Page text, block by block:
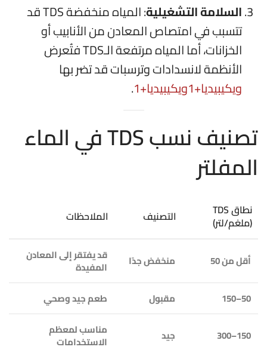
السلامة التشغيلية
: المياه منخفضة TDS قد
تتسبب في امتصاص المعادن من الأنابيب أو
الخزانات، أما المياه مرتفعة الـTDS فتُعرض
الأنظمة لانسدادات وترسبات قد تضر بها
ويكيبيديا+1 ويكيبيديا+1
.
تصنيف نسب TDS في الماء
المفلتر
نطاق TDS
(ملغم/لتر) التصنيف الملاحظات
أقل من 50 منخفض جدًا قد يفتقر إلى المعادن
المفيدة
50–150
مقبول طعم جيد وصحي
150–300 جيد مناسب لمعظم
الاستخدامات